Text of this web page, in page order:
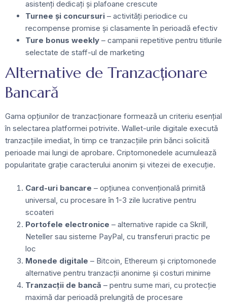
asistenți dedicați și plafoane crescute
Turnee și concursuri – activități periodice cu
recompense promise și clasamente în perioadă efectiv
Ture bonus weekly – campanii repetitive pentru titlurile
selectate de staff-ul de marketing
Alternative de Tranzacționare
Bancară
Gama opțiunilor de tranzacționare formează un criteriu esențial
în selectarea platformei potrivite. Wallet-urile digitale execută
tranzacțiile imediat, în timp ce tranzacțiile prin bănci solicită
perioade mai lungi de aprobare. Criptomonedele acumulează
popularitate grație caracterului anonim și vitezei de execuție.
Card-uri bancare – opțiunea convențională primită
universal, cu procesare în 1-3 zile lucrative pentru
scoateri
Portofele electronice – alternative rapide ca Skrill,
Neteller sau sisteme PayPal, cu transferuri practic pe
loc
Monede digitale – Bitcoin, Ethereum și criptomonede
alternative pentru tranzacții anonime și costuri minime
Tranzacții de bancă – pentru sume mari, cu protecție
maximă dar perioadă prelungită de procesare